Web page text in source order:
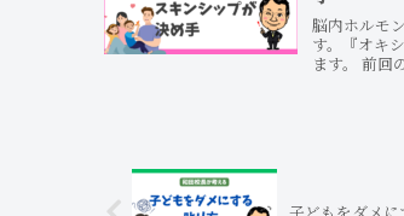
脳内ホルモ
す。『オキ
ます。 前回
子どもをダメ